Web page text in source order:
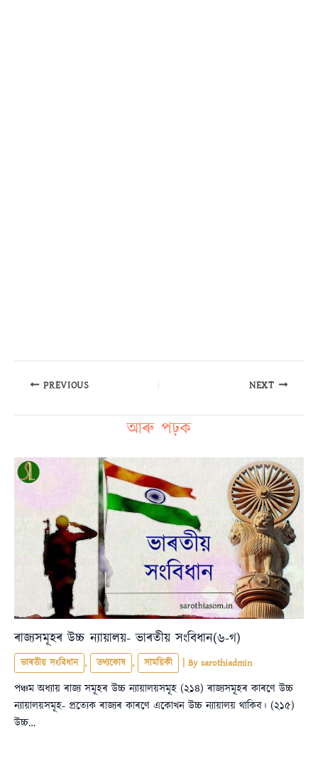
PREVIOUS NEXT
আৰু পঢ়ক
ৰাজ্যসমূহৰ উচ্চ ন্যায়ালয়- ভাৰতীয় সংবিধান(৬-গ)
ভাৰতীয় সংবিধান , তথ্যকোষ , সাময়িকী | By sarothiadmin
পঞ্চম অধ্যায় ৰাজ্য সমূহৰ উচ্চ ন্যায়ালয়সমূহ (২১৪) ৰাজ্যসমূহৰ কাৰণে উচ্চ
ন্যায়ালয়সমূহ- প্রত্যেক ৰাজ্যৰ কাৰণে একোখন উচ্চ ন্যায়ালয় থাকিব। (২১৫)
উচ্চ…